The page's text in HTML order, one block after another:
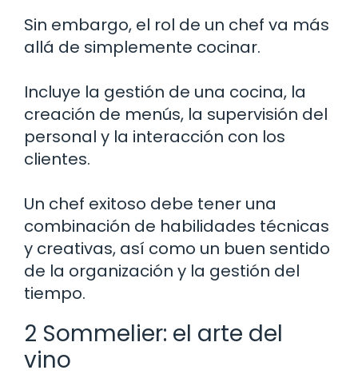
Sin embargo, el rol de un chef va más
allá de simplemente cocinar.
Incluye la gestión de una cocina, la
creación de menús, la supervisión del
personal y la interacción con los
clientes.
Un chef exitoso debe tener una
combinación de habilidades técnicas
y creativas, así como un buen sentido
de la organización y la gestión del
tiempo.
2 Sommelier: el arte del
vino